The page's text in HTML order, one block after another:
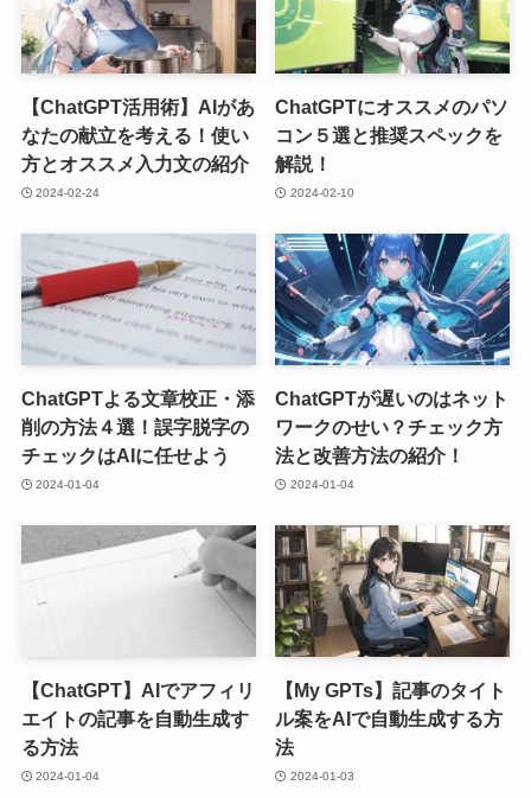
【ChatGPT活用術】AIがあ
なたの献立を考える！使い
方とオススメ入力文の紹介
2024-02-24
ChatGPTにオススメのパソ
コン５選と推奨スペックを
解説！
2024-02-10
ChatGPTよる文章校正・添
削の方法４選！誤字脱字の
チェックはAIに任せよう
2024-01-04
ChatGPTが遅いのはネット
ワークのせい？チェック方
法と改善方法の紹介！
2024-01-04
【ChatGPT】AIでアフィリ
エイトの記事を自動生成す
る方法
2024-01-04
【My GPTs】記事のタイト
ル案をAIで自動生成する方
法
2024-01-03